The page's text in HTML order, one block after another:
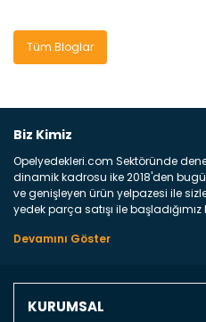
Tüm Bloglar
Biz Kimiz
Opelyedekleri.com Sektöründe
dinamik kadrosu ike 2018'den
ve genişleyen ürün yelpazesi ile
yedek parça satışı ile
marka araçların ve FCA Grubun
Türkiyenin 4 bir yanına ve
KURUMSAL